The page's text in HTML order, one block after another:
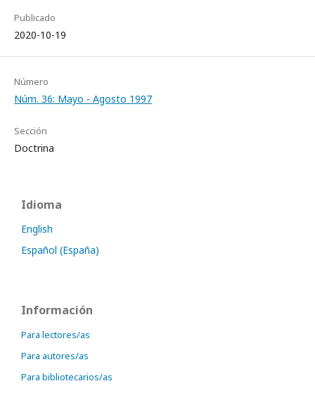
Publicado
2020-10-19
Número
Núm. 36: Mayo - Agosto 1997
Sección
Doctrina
Idioma
English
Español (España)
Información
Para lectores/as
Para autores/as
Para bibliotecarios/as